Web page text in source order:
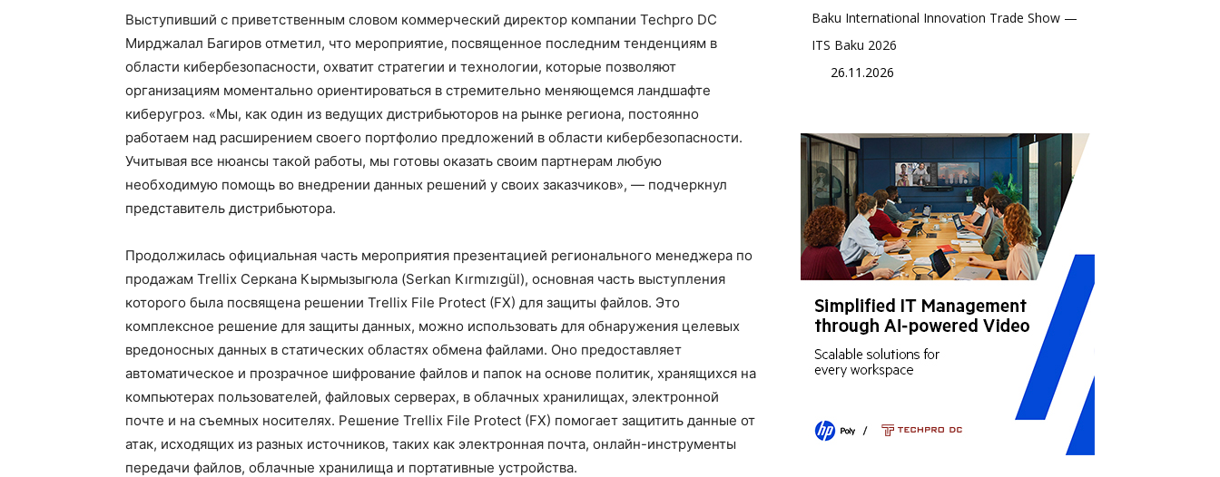
Выступивший с приветственным словом коммерческий директор компании Techpro DC
Мирджалал Багиров отметил, что мероприятие, посвященное последним тенденциям в
области кибербезопасности, охватит стратегии и технологии, которые позволяют
организациям моментально ориентироваться в стремительно меняющемся ландшафте
киберугроз. «Мы, как один из ведущих дистрибьюторов на рынке региона, постоянно
работаем над расширением своего портфолио предложений в области кибербезопасности.
Учитывая все нюансы такой работы, мы готовы оказать своим партнерам любую
необходимую помощь во внедрении данных решений у своих заказчиков», — подчеркнул
представитель дистрибьютора.
Продолжилась официальная часть мероприятия презентацией регионального менеджера по
продажам Trellix Серкана Кырмызыгюла (Serkan Kırmızıgül), основная часть выступления
которого была посвящена решении Trellix File Protect (FX) для защиты файлов. Это
комплексное решение для защиты данных, можно использовать для обнаружения целевых
вредоносных данных в статических областях обмена файлами. Оно предоставляет
автоматическое и прозрачное шифрование файлов и папок на основе политик, хранящихся на
компьютерах пользователей, файловых серверах, в облачных хранилищах, электронной
почте и на съемных носителях. Решение Trellix File Protect (FX) помогает защитить данные от
атак, исходящих из разных источников, таких как электронная почта, онлайн-инструменты
передачи файлов, облачные хранилища и портативные устройства.
Baku International Innovation Trade Show —
ITS Baku 2026
26.11.2026